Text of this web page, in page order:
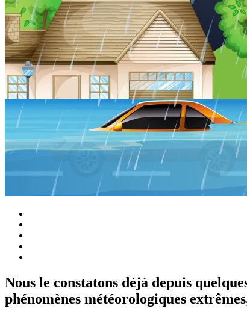
Nous le constatons déjà depuis
phénomènes météorologiques